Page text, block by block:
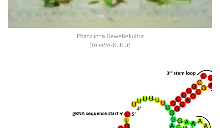
Pflanzliche Gewebekultur
(In vitro-Kultur)